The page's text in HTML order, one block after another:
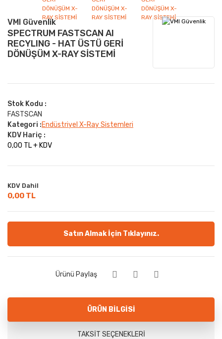
VMI Güvenlik
SPECTRUM FASTSCAN AI
RECYLING - HAT ÜSTÜ GERİ
DÖNÜŞÜM X-RAY SİSTEMİ
Stok Kodu :
FASTSCAN
Kategori :Endüstriyel X-Ray Sistemleri
KDV Hariç :
0,00 TL + KDV
KDV Dahil
0,00 TL
Satın Almak İçin Tıklayınız.
Ürünü Paylaş
ÜRÜN BILGISI
TAKSIT SEÇENEKLERI